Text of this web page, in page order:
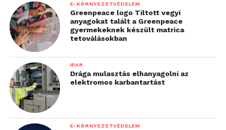
E-KÖRNYEZETVÉDELEM
Greenpeace logo Tiltott vegyi
anyagokat talált a Greenpeace
gyermekeknek készült matrica
tetoválásokban
IPAR
Drága mulasztás elhanyagolni az
elektromos karbantartást
E-KÖRNYEZETVÉDELEM